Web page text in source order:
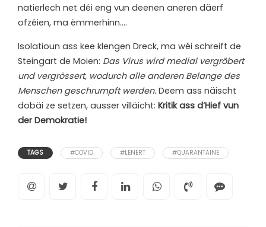
natierlech net déi eng vun deenen aneren däerf
ofzéien, ma ëmmerhinn….
Isolatioun ass kee klengen Dreck, ma wéi schreift de
Steingart de Moien: Das Virus wird medial vergröbert
und vergrössert, wodurch alle anderen Belange des
Menschen geschrumpft werden. Deem ass näischt
dobäi ze setzen, ausser villäicht: Kritik ass d’Hief vun
der Demokratie!
TAGS #COVID #LENERT #QUARANTAINE